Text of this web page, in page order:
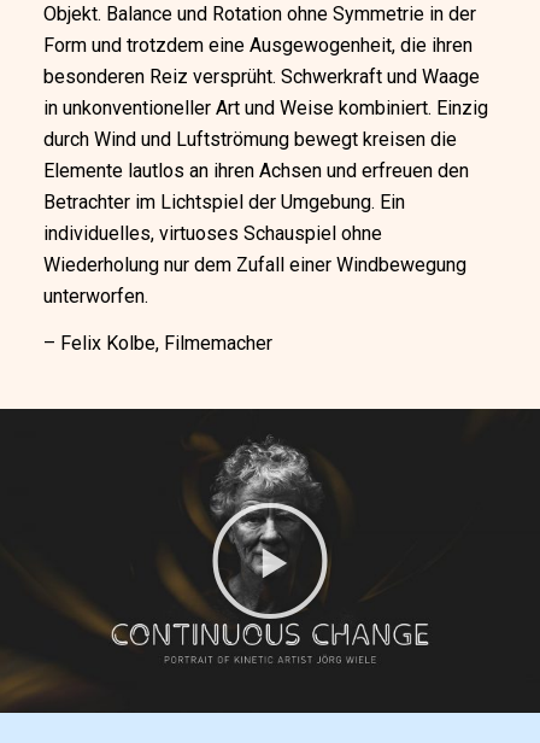
Objekt. Balance und Rotation ohne Symmetrie in der
Form und trotzdem eine Ausgewogenheit, die ihren
besonderen Reiz versprüht. Schwerkraft und Waage
in unkonventioneller Art und Weise kombiniert. Einzig
durch Wind und Luftströmung bewegt kreisen die
Elemente lautlos an ihren Achsen und erfreuen den
Betrachter im Lichtspiel der Umgebung. Ein
individuelles, virtuoses Schauspiel ohne
Wiederholung nur dem Zufall einer Windbewegung
unterworfen.
– Felix Kolbe, Filmemacher